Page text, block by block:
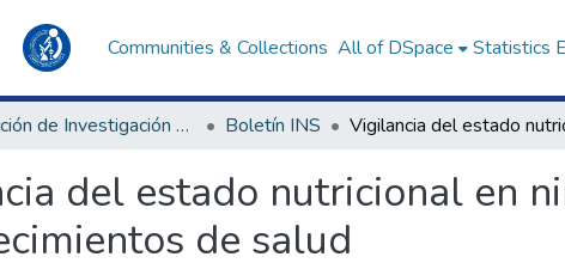
Communities & Collections All of DSpace Statistics
Dirección de Investigación e Innovación en Salud Boletín INS
del estado nutricional en
de salud